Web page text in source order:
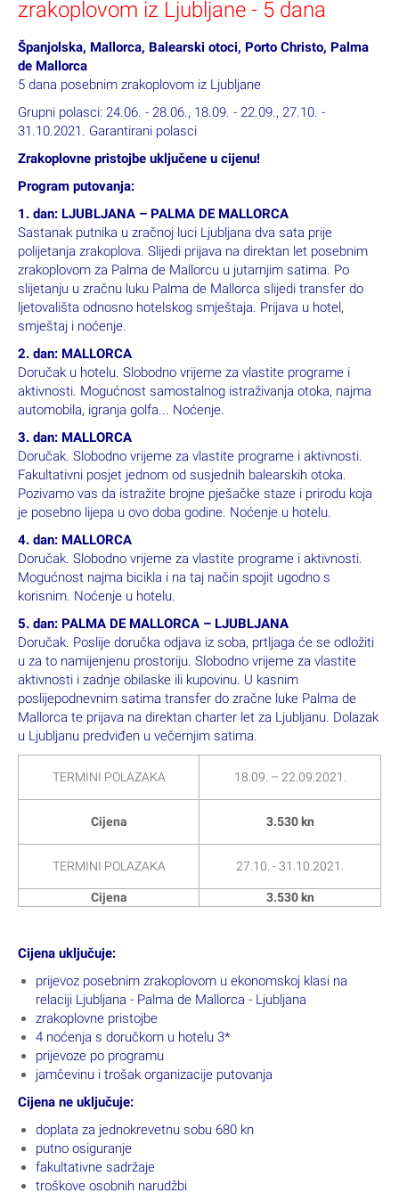
zrakoplovom iz Ljubljane - 5 dana
Španjolska, Mallorca, Balearski otoci, Porto Christo, Palma
de Mallorca
5 dana posebnim zrakoplovom iz Ljubljane
Grupni polasci: 24.06. - 28.06., 18.09. - 22.09., 27.10. -
31.10.2021. Garantirani polasci
Zrakoplovne pristojbe uključene u cijenu!
Program putovanja:
1. dan: LJUBLJANA – PALMA DE MALLORCA
Sastanak putnika u zračnoj luci Ljubljana dva sata prije
polijetanja zrakoplova. Slijedi prijava na direktan let posebnim
zrakoplovom za Palma de Mallorcu u jutarnjim satima. Po
slijetanju u zračnu luku Palma de Mallorca slijedi transfer do
ljetovališta odnosno hotelskog smještaja. Prijava u hotel,
smještaj i noćenje.
2. dan: MALLORCA
Doručak u hotelu. Slobodno vrijeme za vlastite programe i
aktivnosti. Mogućnost samostalnog istraživanja otoka, najma
automobila, igranja golfa... Noćenje.
3. dan: MALLORCA
Doručak. Slobodno vrijeme za vlastite programe i aktivnosti.
Fakultativni posjet jednom od susjednih balearskih otoka.
Pozivamo vas da istražite brojne pješačke staze i prirodu koja
je posebno lijepa u ovo doba godine. Noćenje u hotelu.
4. dan: MALLORCA
Doručak. Slobodno vrijeme za vlastite programe i aktivnosti.
Mogućnost najma bicikla i na taj način spojit ugodno s
korisnim. Noćenje u hotelu.
5. dan: PALMA DE MALLORCA – LJUBLJANA
Doručak. Poslije doručka odjava iz soba, prtljaga će se odložiti
u za to namijenjenu prostoriju. Slobodno vrijeme za vlastite
aktivnosti i zadnje obilaske ili kupovinu. U kasnim
poslijepodnevnim satima transfer do zračne luke Palma de
Mallorca te prijava na direktan charter let za Ljubljanu. Dolazak
u Ljubljanu predviđen u večernjim satima.
TERMINI POLAZAKA 18.09. – 22.09.2021.
Cijena 3.530 kn
TERMINI POLAZAKA 27.10. - 31.10.2021.
Cijena 3.530 kn
Cijena uključuje:
prijevoz posebnim zrakoplovom u ekonomskoj klasi na
relaciji Ljubljana - Palma de Mallorca - Ljubljana
zrakoplovne pristojbe
4 noćenja s doručkom u hotelu 3*
prijevoze po programu
jamčevinu i trošak organizacije putovanja
Cijena ne uključuje:
doplata za jednokrevetnu sobu 680 kn
putno osiguranje
fakultativne sadržaje
troškove osobnih narudžbi